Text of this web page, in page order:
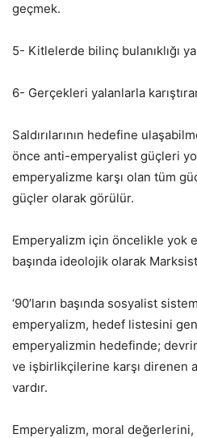
geçmek.
5- Kitlelerde bilinç bulanıklığı
6- Gerçekleri yalanlarla
Saldırılarının hedefine
önce anti-emperyalist güçleri
emperyalizme karşı olan tüm
güçler olarak görülür.
Emperyalizm için öncelikle yok
başında ideolojik olarak
‘90’ların başında sosyalist
emperyalizm, hedef listesini
emperyalizmin hedefinde;
ve işbirlikçilerine karşı direnen
vardır.
Emperyalizm, moral